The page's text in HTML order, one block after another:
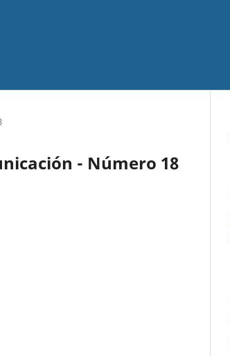
- Número 18